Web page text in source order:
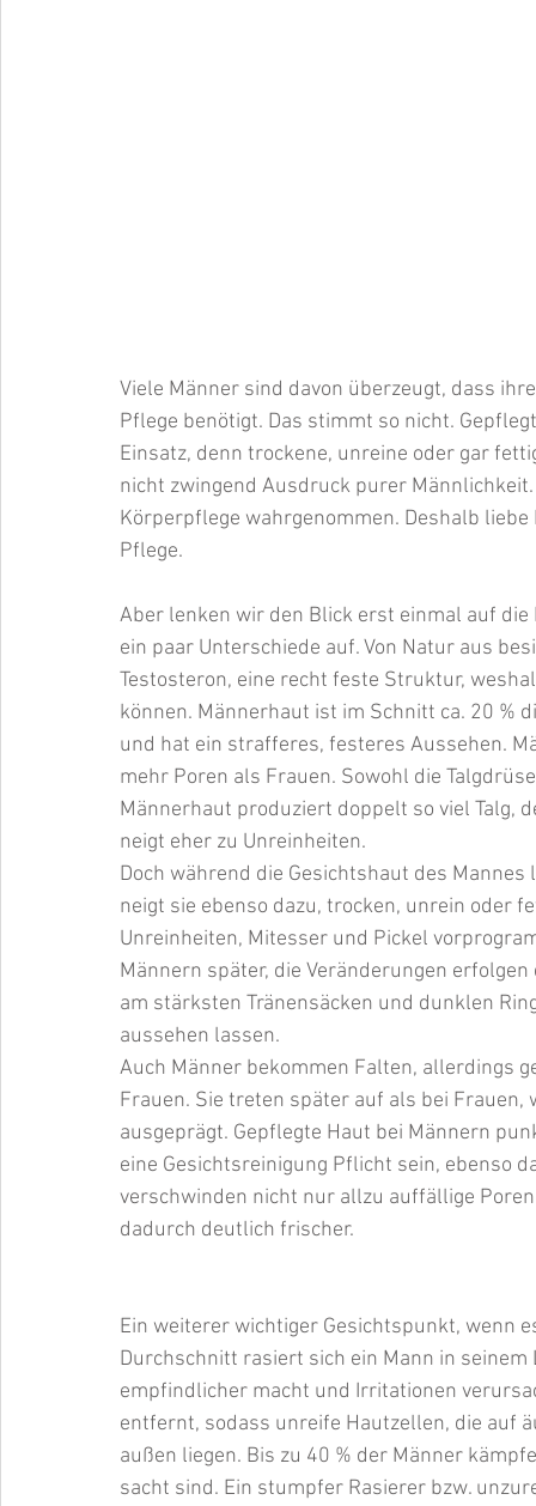
Viele Männer sind davon überzeugt, dass
Pflege benötigt. Das stimmt so nicht.
Einsatz, denn trockene, unreine oder gar
nicht zwingend Ausdruck purer
Körperpflege wahrgenommen. Deshalb
Pflege.
Aber lenken wir den Blick erst einmal auf
ein paar Unterschiede auf. Von Natur aus
Testosteron, eine recht feste Struktur,
können. Männerhaut ist im Schnitt ca. 20 %
und hat ein strafferes, festeres Aussehen.
mehr Poren als Frauen. Sowohl die
Männerhaut produziert doppelt so viel Talg,
neigt eher zu Unreinheiten.
Doch während die Gesichtshaut des
neigt sie ebenso dazu, trocken, unrein oder
Unreinheiten, Mitesser und Pickel
Männern später, die Veränderungen
am stärksten Tränensäcken und dunklen
aussehen lassen.
Auch Männer bekommen Falten, allerdings
Frauen. Sie treten später auf als bei
ausgeprägt. Gepflegte Haut bei Männern
eine Gesichtsreinigung Pflicht sein, ebenso
verschwinden nicht nur allzu auffällige
dadurch deutlich frischer.
Ein weiterer wichtiger Gesichtspunkt, wenn
Durchschnitt rasiert sich ein Mann in
empfindlicher macht und Irritationen
entfernt, sodass unreife Hautzellen, die auf
außen liegen. Bis zu 40 % der Männer
sacht sind. Ein stumpfer Rasierer bzw.